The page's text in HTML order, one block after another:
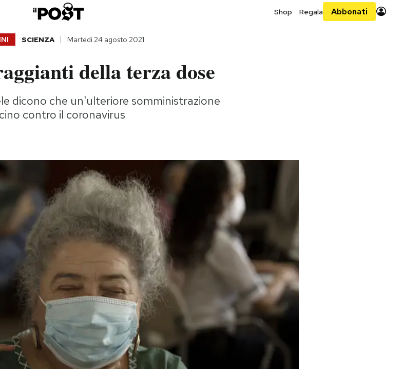
Shop Regala Abbonati
SCIENZA Martedì 24 agosto 2021
della terza dose
dicono che un'ulteriore somministrazione
contro il coronavirus